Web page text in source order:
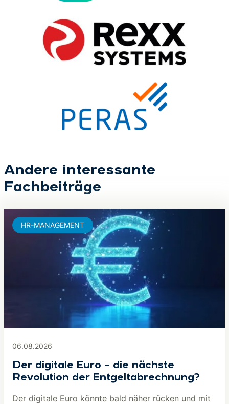
Andere interessante
Fachbeiträge
06.08.2026
Der digitale Euro – die nächste
Revolution der Entgeltabrechnung?
Der digitale Euro könnte bald näher rücken und mit
HR-MANAGEMENT